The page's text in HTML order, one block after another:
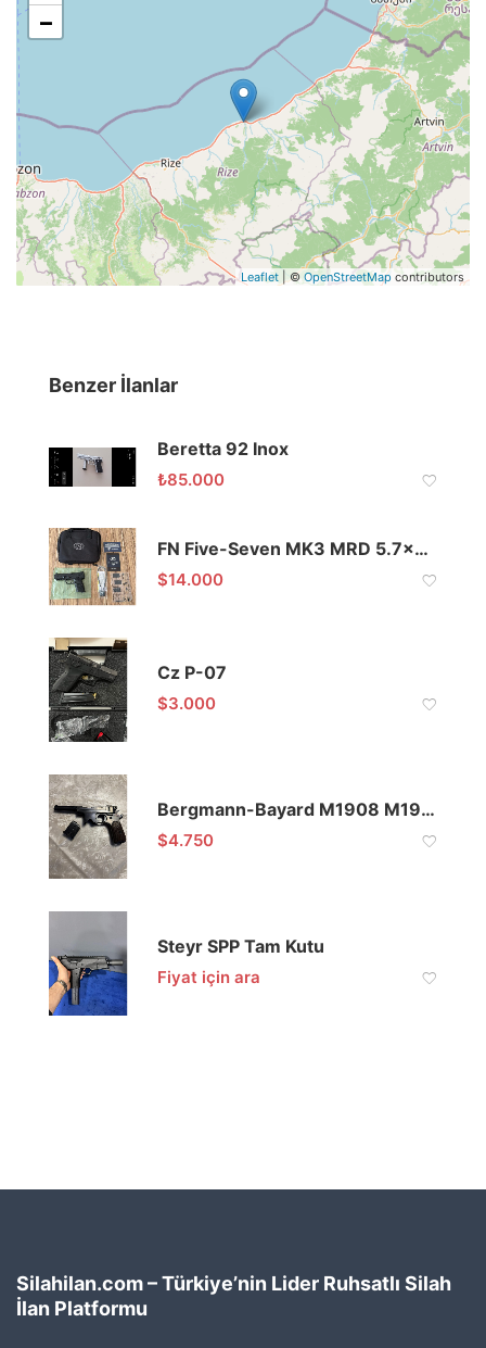
−
Leaflet | © OpenStreetMap contributors
Benzer İlanlar
Beretta 92 Inox
₺85.000
FN Five-Seven MK3 MRD 5.7x28mm
$14.000
Cz P-07
$3.000
Bergmann-Bayard M1908 M1910 9x23mm
$4.750
Steyr SPP Tam Kutu
Fiyat için ara
Silahilan.com – Türkiye’nin Lider Ruhsatlı Silah
İlan Platformu